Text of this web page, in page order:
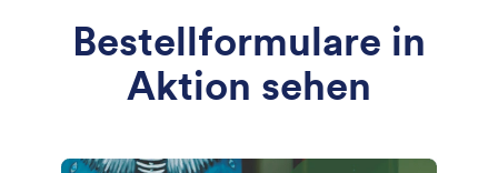
Bestellformulare in
Aktion sehen